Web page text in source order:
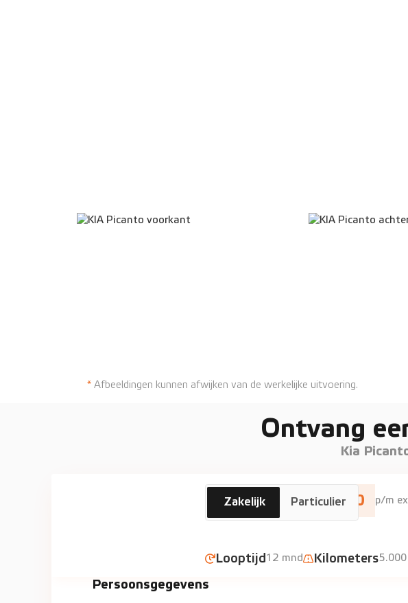
*Afbeeldingen kunnen afwijken van de werkelijke uitvoering.
Ontvang
Kia
KIA
Picanto Automaat €460 p/m
Looptijd12 mnd Kilometers5.000
Zakelijk Particulier
Persoonsgegevens